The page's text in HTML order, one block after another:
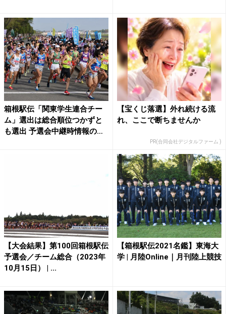
箱根駅伝「関東学生連合チー
ム」選出は総合順位つかずと
も選出 予選会中継時情報の
【宝くじ落選】外れ続ける流
れ、ここで断ちませんか
PR(合同会社デジタルファーム )
【大会結果】第100回箱根駅伝
予選会／チーム総合（2023年
10月15日） | ...
【箱根駅伝2021名鑑】東海大
学 | 月陸Online｜月刊陸上競技